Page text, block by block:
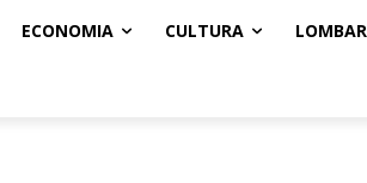
ECONOMIA CULTURA